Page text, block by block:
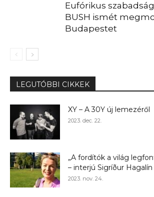
Eufórikus
BUSH ismét
Budapestet
LEGUTÓBBI CIKKEK
XY – A 30Y új lemezéről
2023. dec. 22.
„A fordítók a világ
– interjú Sigríður Hagalín
2023. nov. 24.